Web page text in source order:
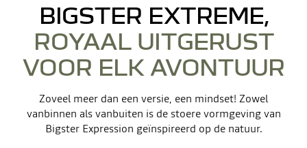
BIGSTER EXTREME,
ROYAAL UITGERUST
VOOR ELK AVONTUUR
Zoveel meer dan een versie, een mindset! Zowel
vanbinnen als vanbuiten is de stoere vormgeving van
Bigster Expression geïnspireerd op de natuur.